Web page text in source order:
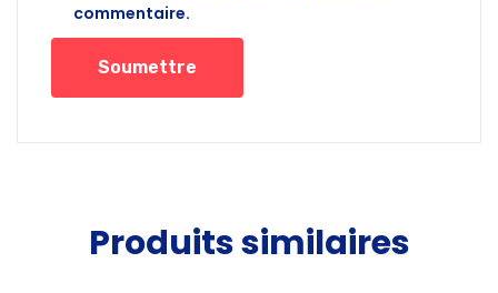
commentaire.
Produits similaires